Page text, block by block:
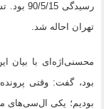
رسیدگی
تهران احاله شد.
بود، گفت: وقتی
بودیم؛ یکی ال‌سی‌های